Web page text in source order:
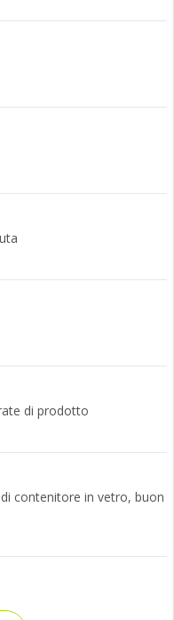
di prodotto
contenitore in vetro, buon